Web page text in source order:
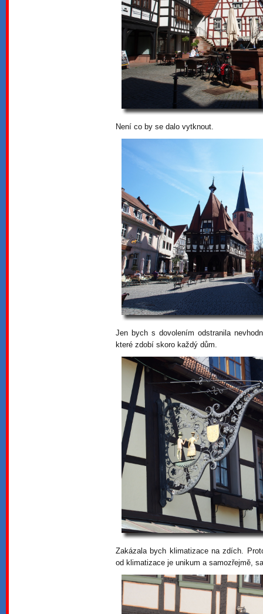
Není co by se dalo vytknout.
Jen bych s dovolením odstranila
které zdobí skoro každý dům.
Zakázala bych klimatizace na zdích.
od klimatizace je unikum a samozřejmě,